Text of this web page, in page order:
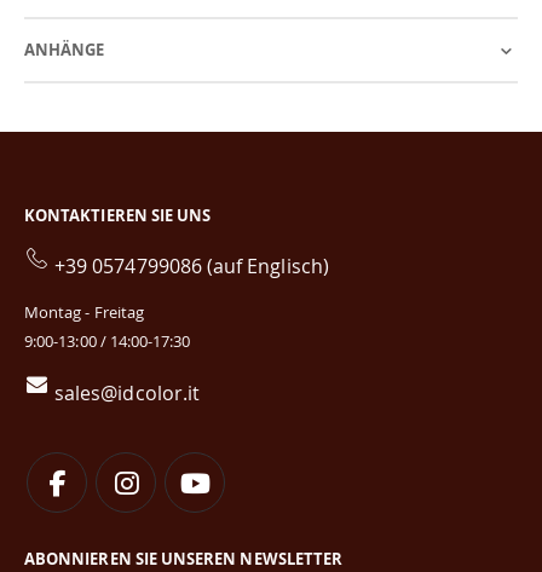
ANHÄNGE
KONTAKTIEREN SIE UNS
+39 0574799086 (auf Englisch)
Montag - Freitag
9:00-13:00 / 14:00-17:30
sales@idcolor.it
ABONNIEREN SIE UNSEREN NEWSLETTER